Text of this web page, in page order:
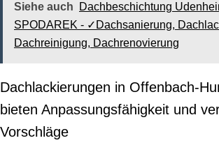
Siehe auch
Dachbeschichtung
SPODAREK - ✓Dachsanierung,
Dachreinigung, Dachrenovierung
Dachlackierungen in Offenbach-
bieten Anpassungsfähigkeit und
Vorschläge